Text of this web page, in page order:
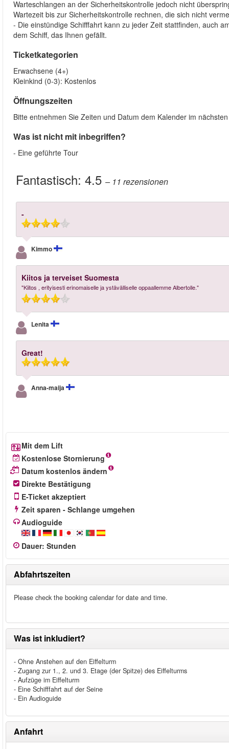
Warteschlangen an der Sicherheitskontrolle jedoch nicht
Wartezeit bis zur Sicherheitskontrolle rechnen, die sich nicht
- Die einstündige Schifffahrt kann zu jeder Zeit stattfinden, auch
dem Schiff, das Ihnen gefällt.
Ticketkategorien
Erwachsene (4+)
Kleinkind (0-3): Kostenlos
Öffnungszeiten
Bitte entnehmen Sie Zeiten und Datum dem Kalender im
Was ist nicht mit inbegriffen?
- Eine geführte Tour
Fantastisch: 4.5 – 11 rezensionen
-
Kimmo
Kiitos ja terveiset Suomesta
"Kiitos , erityisesti erinomaiselle ja ystävälliselle oppaallemme Albertolle."
Lenita
Great!
Anna-maija
Mit dem Lift
Kostenlose Stornierung
Datum kostenlos ändern
Direkte Bestätigung
E-Ticket akzeptiert
Zeit sparen - Schlange umgehen
Audioguide
Dauer: Stunden
Abfahrtszeiten
Please check the booking calendar for date and time.
Was ist inkludiert?
- Ohne Anstehen auf den Eiffelturm
- Zugang zur 1., 2. und 3. Etage (der Spitze) des Eiffelturms
- Aufzüge im Eiffelturm
- Eine Schifffahrt auf der Seine
- Ein Audioguide
Anfahrt